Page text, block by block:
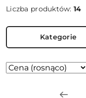
Liczba produktów:14
Kategorie
Zastosowano
Sortuj